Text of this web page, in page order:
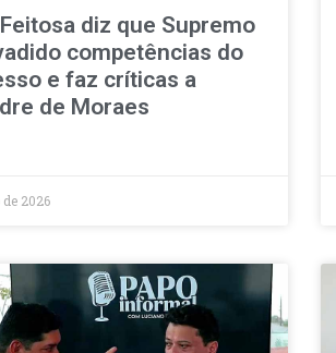
diz que Supremo
competências do
e faz críticas a
de Moraes
2026